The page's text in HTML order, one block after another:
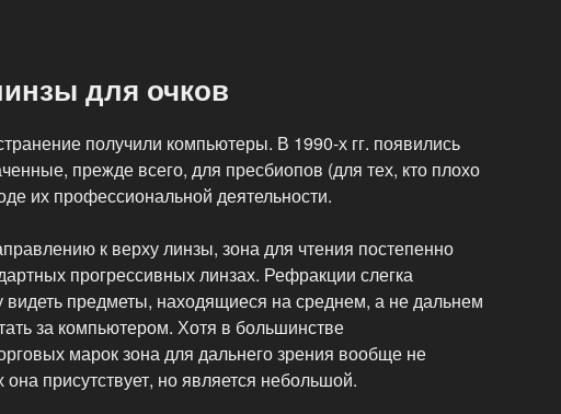
для очков
получили компьютеры. В 1990-х гг. появились
прежде всего, для пресбиопов (для тех, кто плохо
их профессиональной деятельности.
к верху линзы, зона для чтения постепенно
прогрессивных линзах. Рефракции слегка
видеть предметы, находящиеся на среднем, а не дальнем
за компьютером. Хотя в большинстве
марок зона для дальнего зрения вообще не
присутствует, но является небольшой.